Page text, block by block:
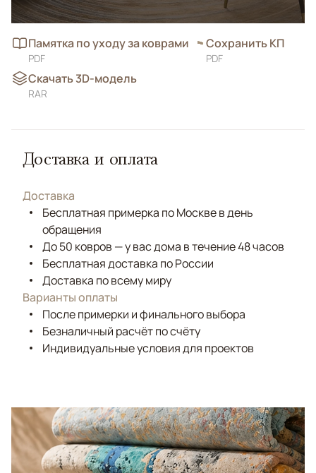
Памятка по уходу за коврами
PDF
Сохранить КП
PDF
Скачать 3D-модель
RAR
Доставка и оплата
Доставка
Бесплатная примерка по Москве в день
обращения
До 50 ковров — у вас дома в течение 48 часов
Бесплатная доставка по России
Доставка по всему миру
Варианты оплаты
После примерки и финального выбора
Безналичный расчёт по счёту
Индивидуальные условия для проектов